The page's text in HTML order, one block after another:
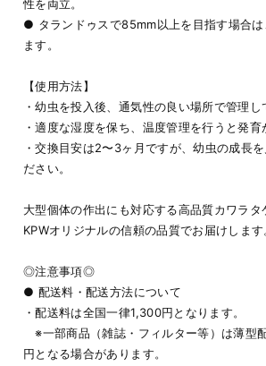
性を両立。
● タランドゥスで85mm以上を目指す場合は
ます。
【使用方法】
・幼虫を投入後、通気性の良い場所で管理し
・適度な湿度を保ち、温度管理を行うと発育
・交換目安は2〜3ヶ月ですが、幼虫の成長
ださい。
大型個体の作出にも対応する高品質カワラタ
KPWオリジナルの信頼の品質でお届けします
◎注意事項◎
● 配送料・配送方法について
・配送料は全国一律1,300円となります。
※一部商品（雑誌・フィルター等）は薄型
円となる場合があります。